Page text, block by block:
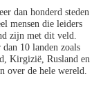
dan honderd steden
mensen die leiders
zijn met dit veld.
10 landen zoals
Kirgizië, Rusland en
over de hele wereld.